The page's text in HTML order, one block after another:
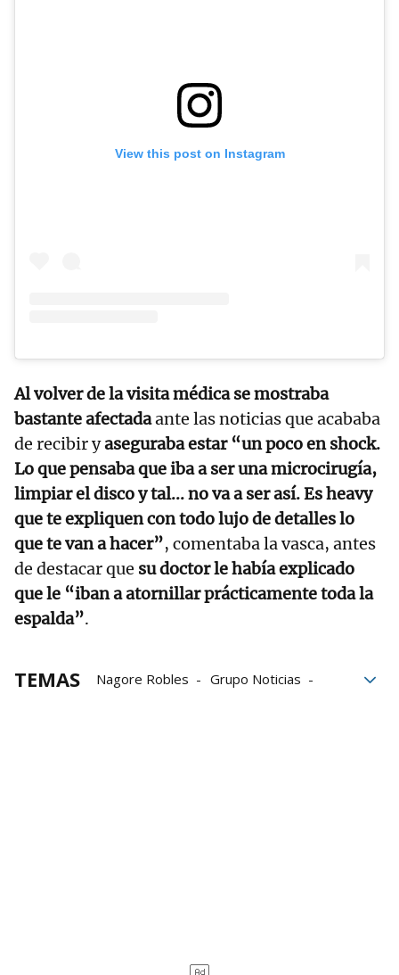
View this post on Instagram
Al volver de la visita médica se mostraba
bastante afectadaante las noticias que acababa
de recibir yaseguraba estar “un poco en shock.
Lo que pensaba que iba a ser una microcirugía,
limpiar el disco y tal... no va a ser así. Es heavy
que te expliquen con todo lujo de detalles lo
que te van a hacer”, comentaba la vasca, antes
de destacar que su doctor le había explicado
que le “iban a atornillar prácticamente toda la
espalda”.
TEMAS Nagore Robles
Grupo Noticias